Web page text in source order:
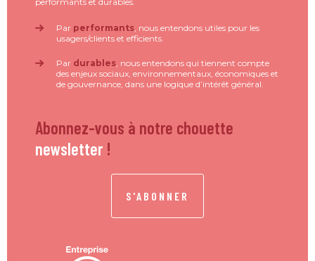
Par performants, nous entendons utiles pour les
usagers/clients et efficients.
Par durables, nous entendons qui tiennent compte
des enjeux sociaux, environnementaux, économiques et
de gouvernance, dans une logique d’intérêt général.
Abonnez-vous à notre chouette
newsletter !
S'ABONNER